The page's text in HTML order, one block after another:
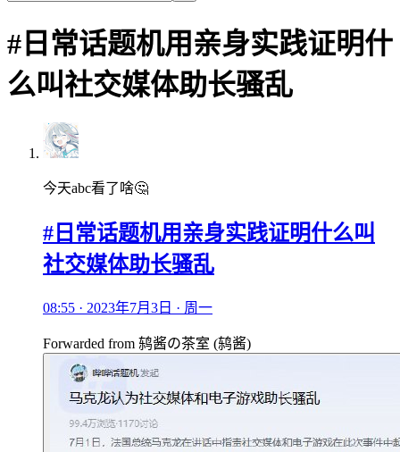
#日常话题机用亲身实践证明什
么叫社交媒体助长骚乱
今天abc看了啥🤔
#日常话题机用亲身实践证明什么叫
社交媒体助长骚乱
08:55 · 2023年7月3日 · 周一
Forwarded from 鸫酱の茶室 (鸫酱)